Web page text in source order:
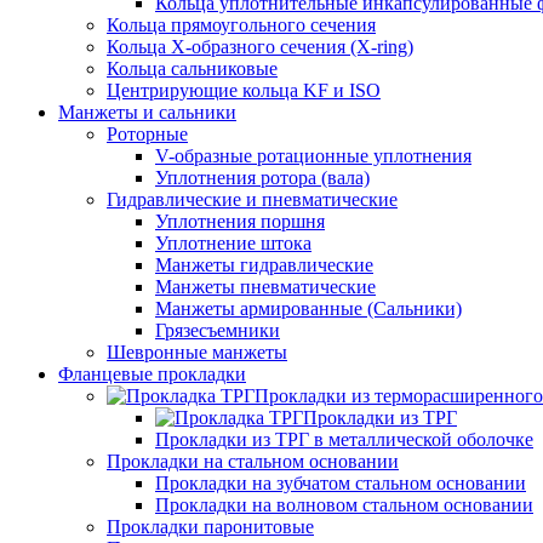
Кольца прямоугольного сечения
Кольца Х-образного сечения (X-ring)
Кольца сальниковые
Центрирующие кольца KF и ISO
Манжеты и сальники
Роторные
V-образные ротационные уплотнения
Уплотнения ротора (вала)
Гидравлические и пневматические
Уплотнения поршня
Уплотнение штока
Манжеты гидравлические
Манжеты пневматические
Манжеты армированные (Сальники)
Грязесъемники
Шевронные манжеты
Фланцевые прокладки
Прокладки из
Прокладки из ТРГ
Прокладки из ТРГ в металлической оболочке
Прокладки на стальном основании
Прокладки на зубчатом стальном основании
Прокладки на волновом стальном основании
Прокладки паронитовые